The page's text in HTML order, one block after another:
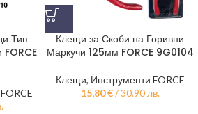
Тип
FORCE
Клещи за Скоби на Горивни
Маркучи 125мм FORCE 9G0104
Клещи, Инструменти FORCE
15,80€ / 30.90 лв.